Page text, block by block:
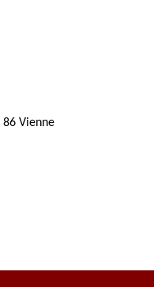
86 Vienne